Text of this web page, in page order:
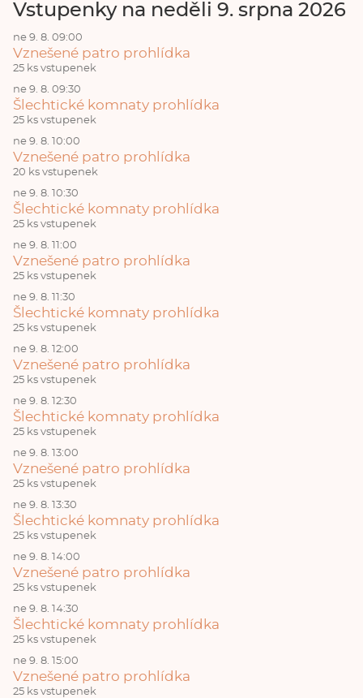
Vstupenky na neděli 9. srpna 2026
ne 9. 8. 09:00
Vznešené patro prohlídka
25 ks vstupenek
ne 9. 8. 09:30
Šlechtické komnaty prohlídka
25 ks vstupenek
ne 9. 8. 10:00
Vznešené patro prohlídka
20 ks vstupenek
ne 9. 8. 10:30
Šlechtické komnaty prohlídka
25 ks vstupenek
ne 9. 8. 11:00
Vznešené patro prohlídka
25 ks vstupenek
ne 9. 8. 11:30
Šlechtické komnaty prohlídka
25 ks vstupenek
ne 9. 8. 12:00
Vznešené patro prohlídka
25 ks vstupenek
ne 9. 8. 12:30
Šlechtické komnaty prohlídka
25 ks vstupenek
ne 9. 8. 13:00
Vznešené patro prohlídka
25 ks vstupenek
ne 9. 8. 13:30
Šlechtické komnaty prohlídka
25 ks vstupenek
ne 9. 8. 14:00
Vznešené patro prohlídka
25 ks vstupenek
ne 9. 8. 14:30
Šlechtické komnaty prohlídka
25 ks vstupenek
ne 9. 8. 15:00
Vznešené patro prohlídka
25 ks vstupenek